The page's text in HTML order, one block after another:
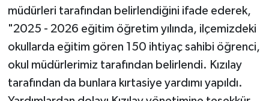
müdürleri tarafından belirlendiğini ifade ederek,
"2025 - 2026 eğitim öğretim yılında, ilçemizdeki
okullarda eğitim gören 150 ihtiyaç sahibi öğrenci,
okul müdürlerimiz tarafından belirlendi. Kızılay
tarafından da bunlara kırtasiye yardımı yapıldı.